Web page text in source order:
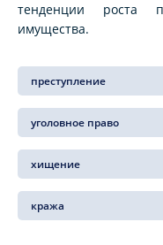
тенденции роста
имущества.
преступление
уголовное право
хищение
кража